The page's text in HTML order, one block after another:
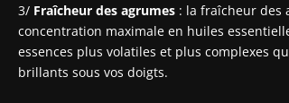
3/ Fraîcheur des agrumes : la fraîcheur des
concentration maximale en huiles
essences plus volatiles et plus complexes
brillants sous vos doigts.